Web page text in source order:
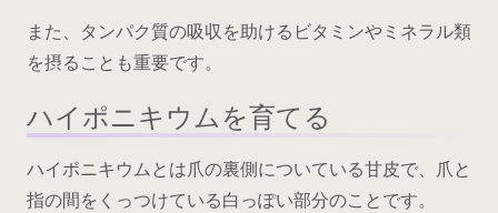
また、タンパク質の吸収を助けるビタミンやミネラル類
を摂ることも重要です。
ハイポニキウムを育てる
ハイポニキウムとは爪の裏側についている甘皮で、爪と
指の間をくっつけている白っぽい部分のことです。